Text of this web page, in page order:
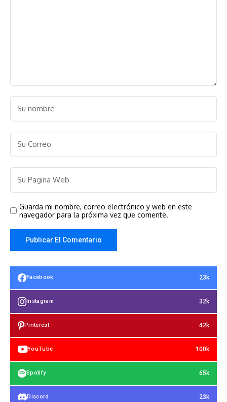
Guarda mi nombre, correo electrónico y web en este
navegador para la próxima vez que comente.
Facebook 23k
Instagram 32k
Pinterest 42k
YouTube 100k
Spotify 65k
Discord 23k